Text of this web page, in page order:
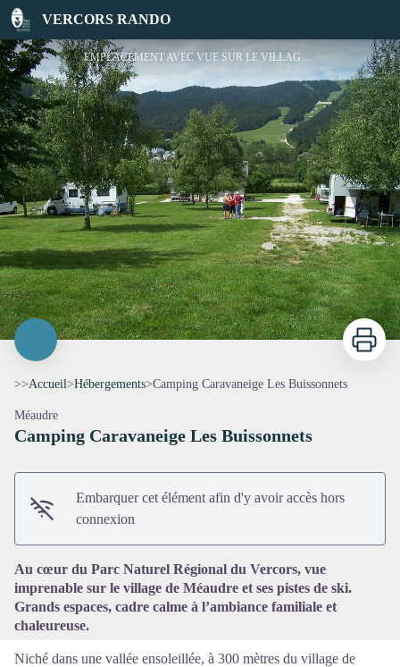
VERCORS RANDO
Camping Caravaneige Les Buissonnets
EMPLACEMENT AVEC VUE SUR LE VILLAGE - Les Buissonnets
Voir l'image en plein écran
Imprimer
>>Accueil>Hébergements>Camping Caravaneige Les Buissonnets
Méaudre
Camping Caravaneige Les Buissonnets
Embarquer cet élément afin d'y avoir accès hors
connexion
Au cœur du Parc Naturel Régional du Vercors, vue
imprenable sur le village de Méaudre et ses pistes de ski.
Grands espaces, cadre calme à l’ambiance familiale et
chaleureuse.
Niché dans une vallée ensoleillée, à 300 mètres du village de